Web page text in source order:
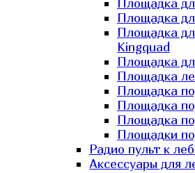
Площадка
Площадка
Площадка
Kingquad
Площадка
Площадка
Площадка
Площадка
Площадка
Площадки
Радио пульт к
Аксессуары для